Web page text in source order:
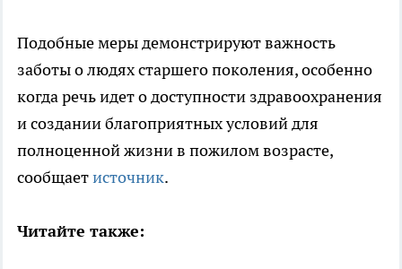
Подобные меры демонстрируют важность
заботы о людях старшего поколения, особенно
когда речь идет о доступности здравоохранения
и создании благоприятных условий для
полноценной жизни в пожилом возрасте,
сообщаетисточник.
Читайте также: